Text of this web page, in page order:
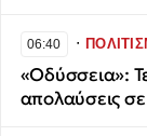
06:40 ∙
«Οδύσσεια»:
απολαύσεις